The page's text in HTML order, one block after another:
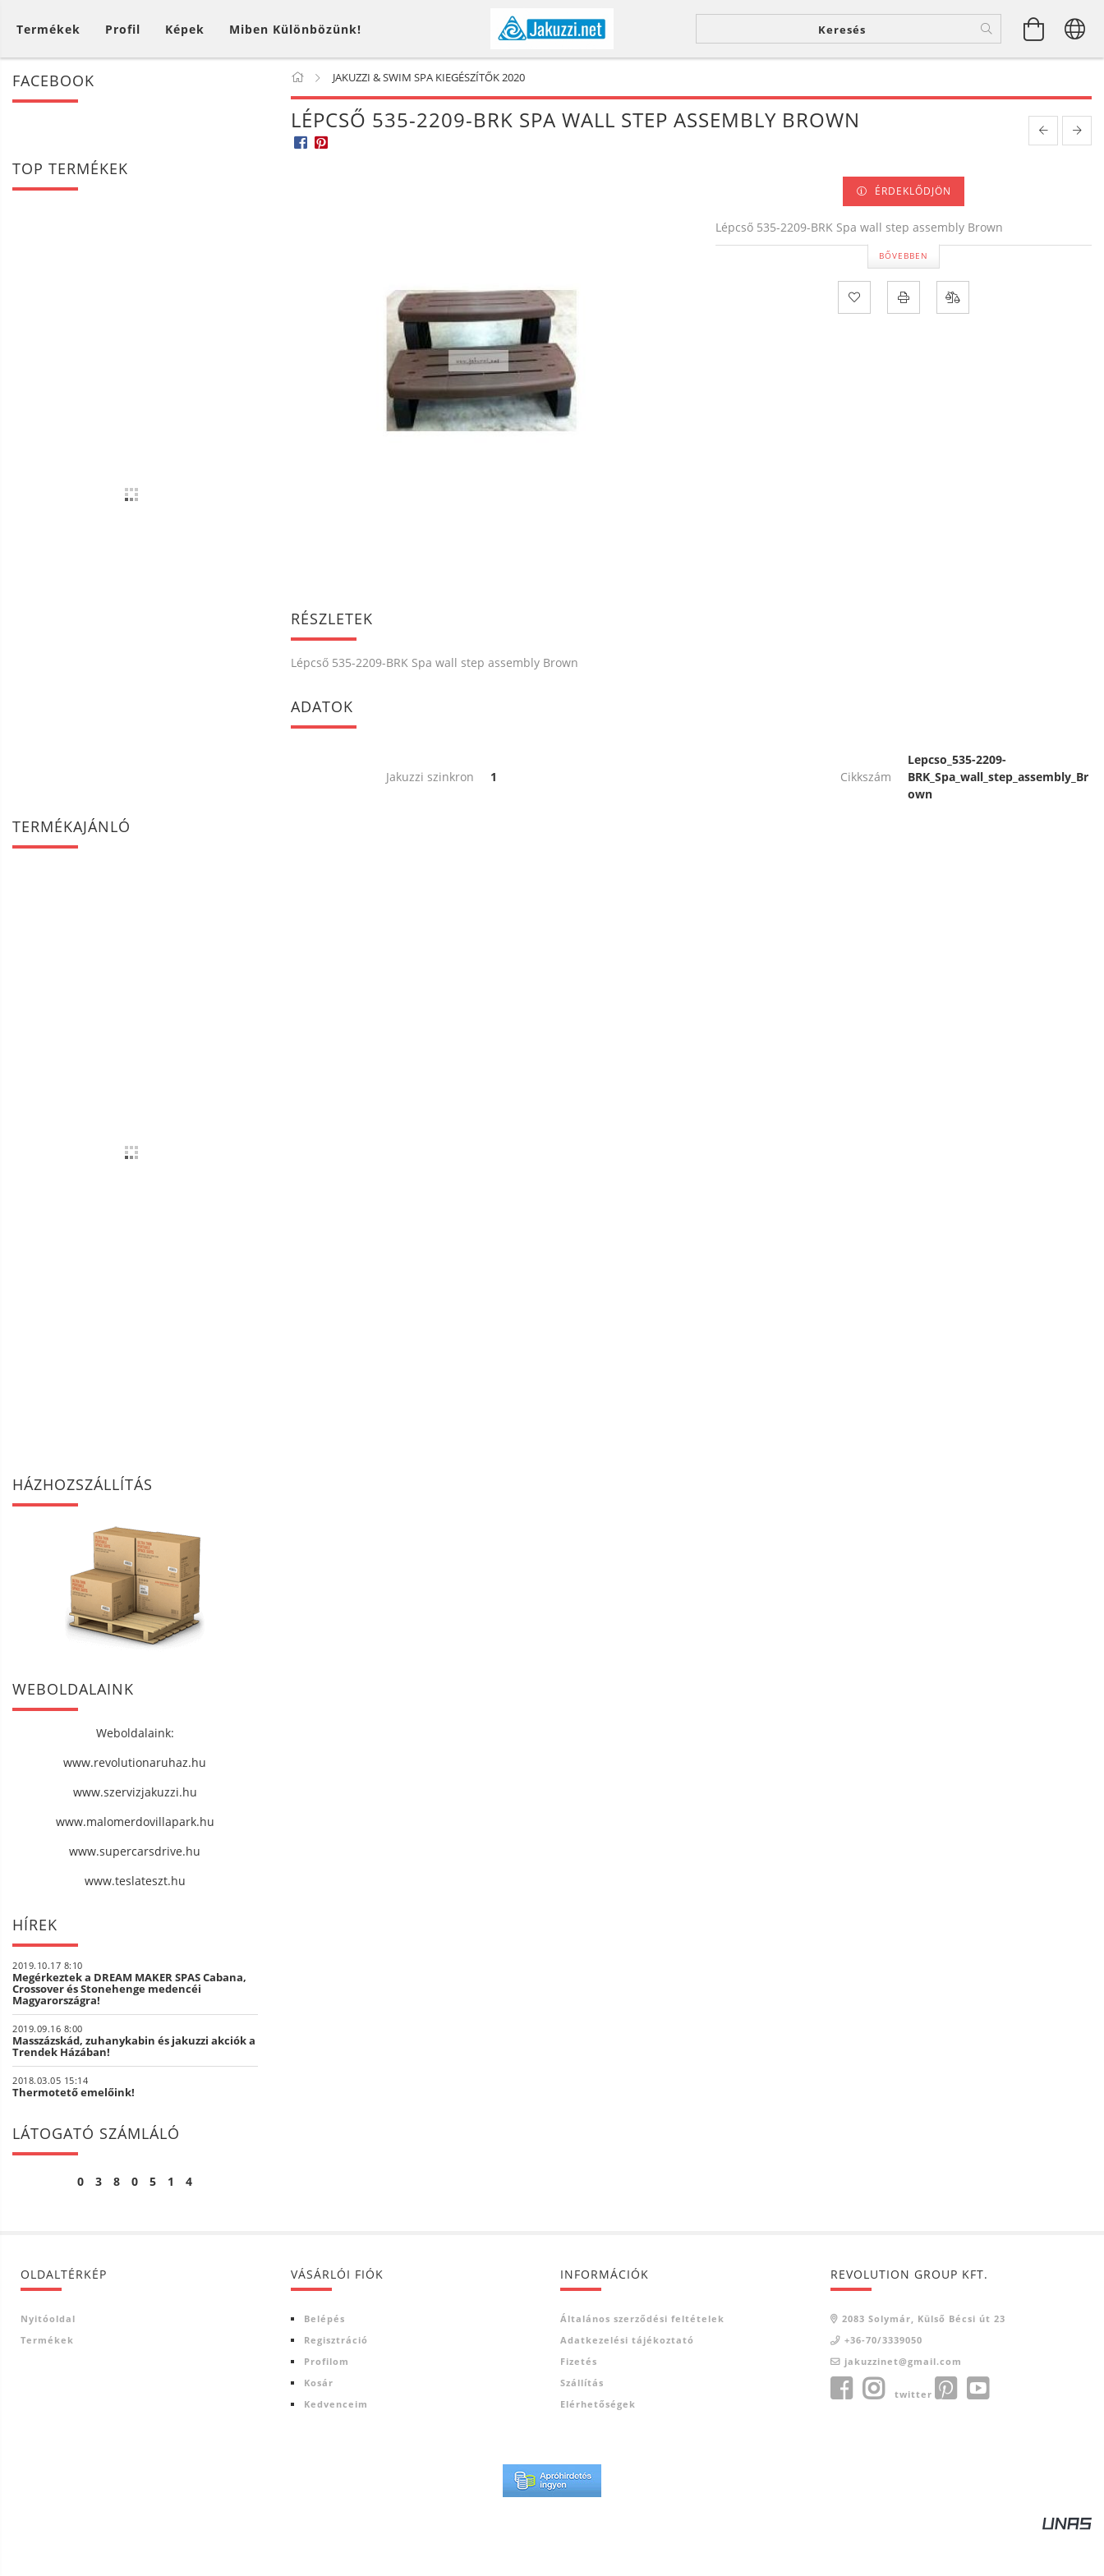
Termékek Profil Képek Miben Különbözünk!
JAKUZZI & SWIM SPA KIEGÉSZÍTŐK 2020
LÉPCSŐ 535-2209-BRK SPA WALL STEP ASSEMBLY BROWN
ÉRDEKLŐDJÖN
Lépcső 535-2209-BRK Spa wall step assembly Brown
BŐVEBBEN
RÉSZLETEK
Lépcső 535-2209-BRK Spa wall step assembly Brown
ADATOK
Jakuzzi szinkron 1 Cikkszám
Lepcso_535-2209-
BRK_Spa_wall_step_assembly_Br
own
FACEBOOK
TOP TERMÉKEK
TERMÉKAJÁNLÓ
HÁZHOZSZÁLLÍTÁS
WEBOLDALAINK
Weboldalaink:
www.revolutionaruhaz.hu
www.szervizjakuzzi.hu
www.malomerdovillapark.hu
www.supercarsdrive.hu
www.teslateszt.hu
HÍREK
2019.10.17 8:10
Megérkeztek a DREAM MAKER SPAS Cabana,
Crossover és Stonehenge medencéi
Magyarországra!
2019.09.16 8:00
Masszázskád, zuhanykabin és jakuzzi akciók a
Trendek Házában!
2018.03.05 15:14
Thermotető emelőink!
LÁTOGATÓ SZÁMLÁLÓ
0 3 8 0 5 1 4
OLDALTÉRKÉP
Nyitóoldal
Termékek
VÁSÁRLÓI FIÓK
Belépés
Regisztráció
Profilom
Kosár
Kedvenceim
INFORMÁCIÓK
Általános szerződési feltételek
Adatkezelési tájékoztató
Fizetés
Szállítás
Elérhetőségek
REVOLUTION GROUP KFT.
2083 Solymár, Külső Bécsi út 23
+36-70/3339050
jakuzzinet@gmail.com
twitter